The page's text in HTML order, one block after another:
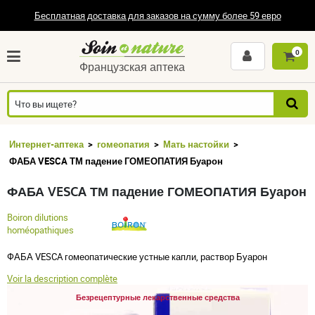
Бесплатная доставка для заказов на сумму более 59 евро
Французская аптека
0
Интернет-аптека гомеопатия
Мать настойки
ФАБА VESCA ТМ падение ГОМЕОПАТИЯ Буарон
Безрецептурные лекарственные средства
ФАБА VESCA ТМ падение ГОМЕОПАТИЯ Буарон
Boiron dilutions
homéopathiques
ФАБА VESCA гомеопатические устные капли, раствор Буарон
Voir la description complète